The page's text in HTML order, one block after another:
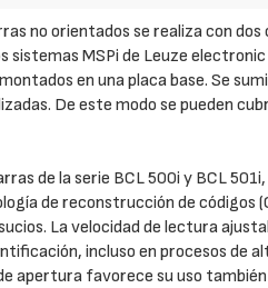
no orientados se realiza con
sistemas MSPi de Leuze
en una placa base. Se
De este modo se pueden
de la serie BCL 500i y BCL
de reconstrucción de códigos
La velocidad de lectura
incluso en procesos de
apertura favorece su uso